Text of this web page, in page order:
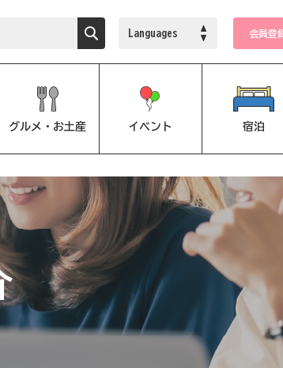
Languages 会員登
グルメ・お土産 イベント 宿泊